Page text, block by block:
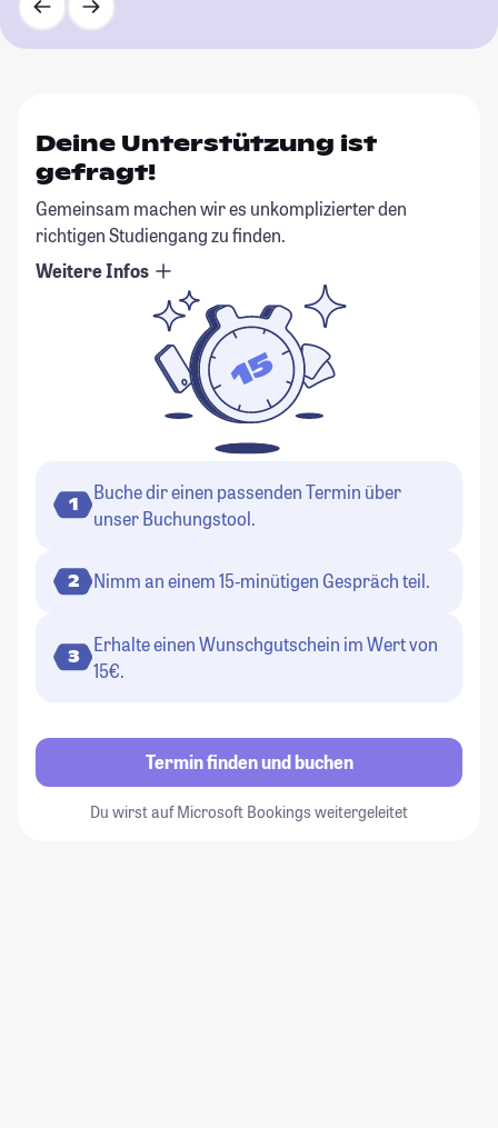
Deine Unterstützung ist
gefragt!
Gemeinsam machen wir es unkomplizierter den
richtigen Studiengang zu finden.
Weitere Infos
1
Buche dir einen passenden Termin über
unser Buchungstool.
2 Nimm an einem 15-minütigen Gespräch teil.
3
Erhalte einen Wunschgutschein im Wert von
15€.
Termin finden und buchen
Du wirst auf Microsoft Bookings weitergeleitet